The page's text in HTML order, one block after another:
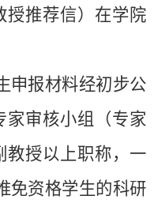
授推荐信）在学院
申报材料经初步公
家审核小组（专家
教授以上职称，一
免资格学生的科研